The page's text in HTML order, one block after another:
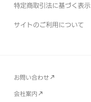
特定商取引法に基づく表示
サイトのご利用について
お問い合わせ
会社案内